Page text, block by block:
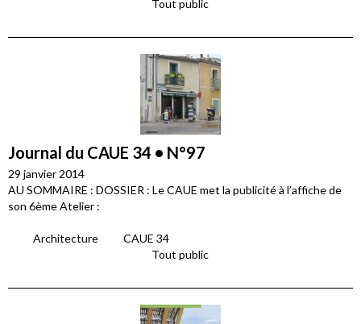
Tout public
Journal du CAUE 34 • N°97
29 janvier 2014
AU SOMMAIRE : DOSSIER : Le CAUE met la publicité à l’affiche de
son 6ème Atelier :
Architecture
CAUE 34
Tout public